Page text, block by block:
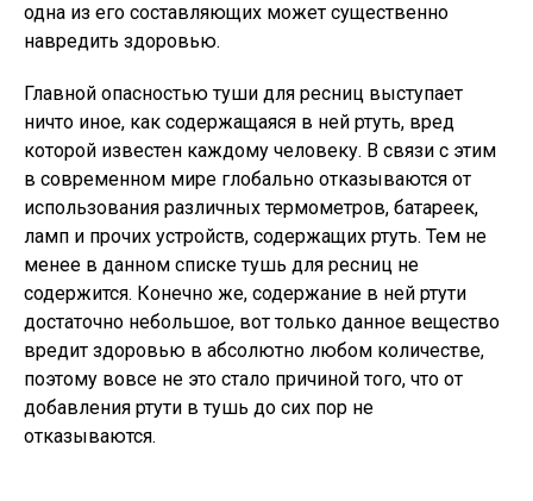
одна из его составляющих может существенно
навредить здоровью.
Главной опасностью туши для ресниц выступает
ничто иное, как содержащаяся в ней ртуть, вред
которой известен каждому человеку. В связи с этим
в современном мире глобально отказываются от
использования различных термометров, батареек,
ламп и прочих устройств, содержащих ртуть. Тем не
менее в данном списке тушь для ресниц не
содержится. Конечно же, содержание в ней ртути
достаточно небольшое, вот только данное вещество
вредит здоровью в абсолютно любом количестве,
поэтому вовсе не это стало причиной того, что от
добавления ртути в тушь до сих пор не
отказываются.